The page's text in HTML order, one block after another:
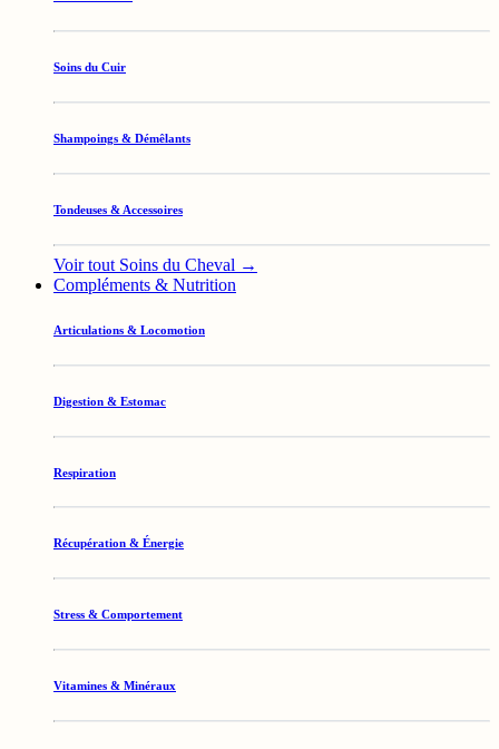
Soins du Cuir
Shampoings & Démêlants
Tondeuses & Accessoires
Voir tout Soins du Cheval →
Compléments & Nutrition
Articulations & Locomotion
Digestion & Estomac
Respiration
Récupération & Énergie
Stress & Comportement
Vitamines & Minéraux